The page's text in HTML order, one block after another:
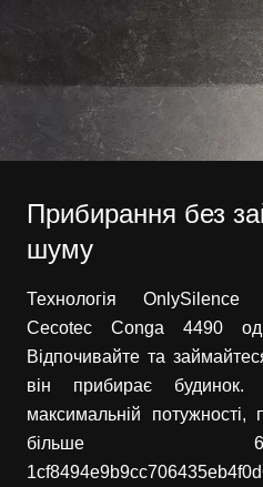
Прибирання без
шуму
Технологія OnlySilence
Cecotec Conga 4490
Відпочивайте та
він прибирає
максимальній